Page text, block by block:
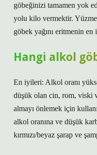
göbeğinizi tamamen yok
yolu kilo vermektir.
göbek yağını eritmenin en
Hangi alkol
En iyileri: Alkol oranı
düşük olan cin, rom, viski
almayı önlemek için
alkol oranına ve düşük
kırmızı/beyaz şarap ve